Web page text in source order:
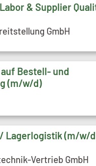
& Supplier
GmbH
Bestell- und
(m/w/d)
Lagerlogistik (m/w/
Vertrieb GmbH